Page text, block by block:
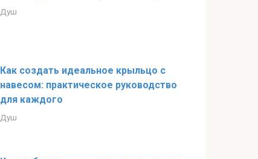
Душ
Как создать идеальное крыльцо с
навесом: практическое руководство
для каждого
Душ